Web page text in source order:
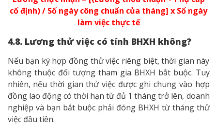
cố định) / Số ngày công chuẩn của tháng] x Số ngày
làm việc thực tế
4.8. Lương thử việc có tính BHXH không?
Nếu bạn ký hợp đồng thử việc riêng biệt, thời gian này
không thuộc đối tượng tham gia BHXH bắt buộc. Tuy
nhiên, nếu thời gian thử việc được ghi chung vào hợp
đồng lao động có thời hạn từ đủ 1 tháng trở lên, doanh
nghiệp và bạn bắt buộc phải đóng BHXH từ tháng thử
việc đầu tiên.